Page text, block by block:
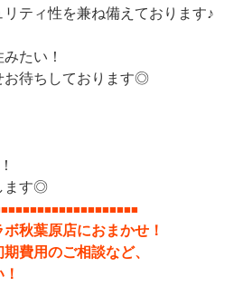
ティ性を兼ね備えております♪
たい！
お待ちしております◎
ます◎
■■■■■■■■■■
秋葉原店におまかせ！
費用のご相談など、